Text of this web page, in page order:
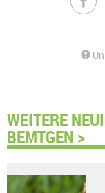
WEITERE
BEMTGEN >